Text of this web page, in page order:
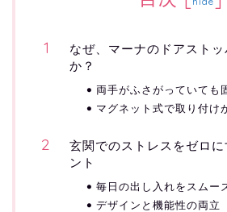
なぜ、マーナのドアスト
か？
両手がふさがっていても
マグネット式で取り付け
玄関でのストレスをゼロ
ント
毎日の出し入れをスムー
デザインと機能性の両立